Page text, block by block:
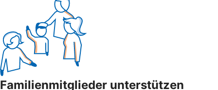
Familienmitglieder unterstützen